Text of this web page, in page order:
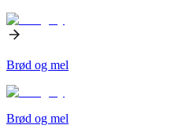
Brød og mel
Brød og mel